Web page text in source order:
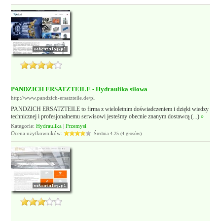
PANDZICH ERSATZTEILE - Hydraulika siłowa
http://www.pandzich-ersatzteile.de/pl
PANDZICH ERSATZTEILE to firma z wieloletnim doświadczeniem i dzięki wiedzy
technicznej i profesjonalnemu serwisowi jesteśmy obecnie znanym dostawcą (...)»
Kategorie:Hydraulika |Przemysł
Ocena użytkowników:
Średnia 4.25 (4 głosów)